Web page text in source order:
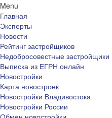
Menu
Главная
Эксперты
Новости
Рейтинг застройщиков
Недобросовестные застройщики
Выписка из ЕГРН онлайн
Новостройки
Карта новостроек
Новостройки Владивостока
Новостройки России